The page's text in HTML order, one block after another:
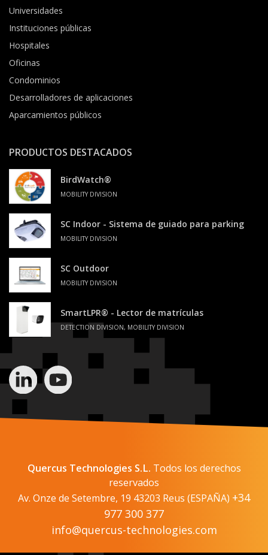
Universidades
Instituciones públicas
Hospitales
Oficinas
Condominios
Desarrolladores de aplicaciones
Aparcamientos públicos
PRODUCTOS DESTACADOS
BirdWatch®
MOBILITY DIVISION
SC Indoor - Sistema de guiado para parking
MOBILITY DIVISION
SC Outdoor
MOBILITY DIVISION
SmartLPR® - Lector de matrículas
DETECTION DIVISION, MOBILITY DIVISION
Quercus Technologies S.L. Todos los derechos
reservados
Av. Onze de Setembre, 19 43203 Reus (ESPAÑA) +34
977 300 377
info@quercus-technologies.com